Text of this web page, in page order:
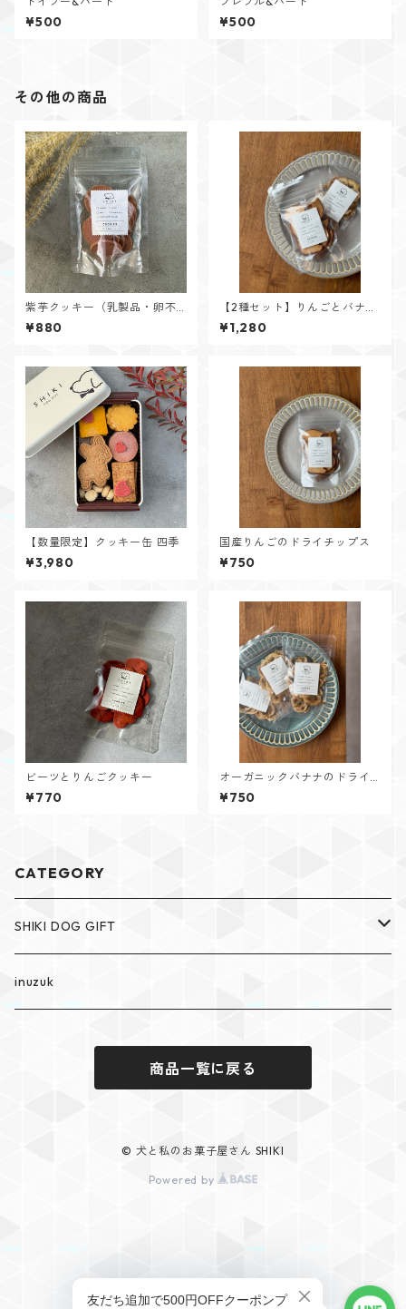
¥500 ¥500
その他の商品
紫芋クッキー（乳製品・卵不
使用）
¥880
【2種セット】りんごとバナナ
のドライチップス
¥1,280
【数量限定】クッキー缶 四季
¥3,980
国産りんごのドライチップス
¥750
ビーツとりんごクッキー
¥770
オーガニックバナナのドライ
チップス
¥750
CATEGORY
SHIKI DOG GIFT
SHIKI The dog cakery
inuzuk
商品一覧に戻る
© 犬と私のお菓子屋さん SHIKI
Powered by